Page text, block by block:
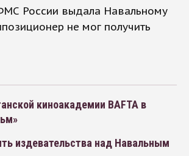
России выдала Навальному
не мог получить
киноакадемии BAFTA в
издевательства над Навальным